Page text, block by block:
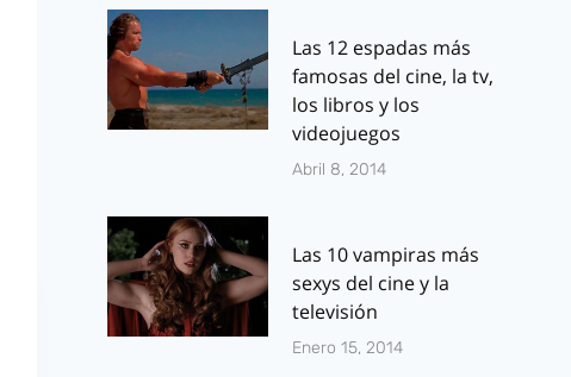
Las 12 espadas más
famosas del cine, la tv,
los libros y los
videojuegos
Abril 8, 2014
Las 10 vampiras más
sexys del cine y la
televisión
Enero 15, 2014